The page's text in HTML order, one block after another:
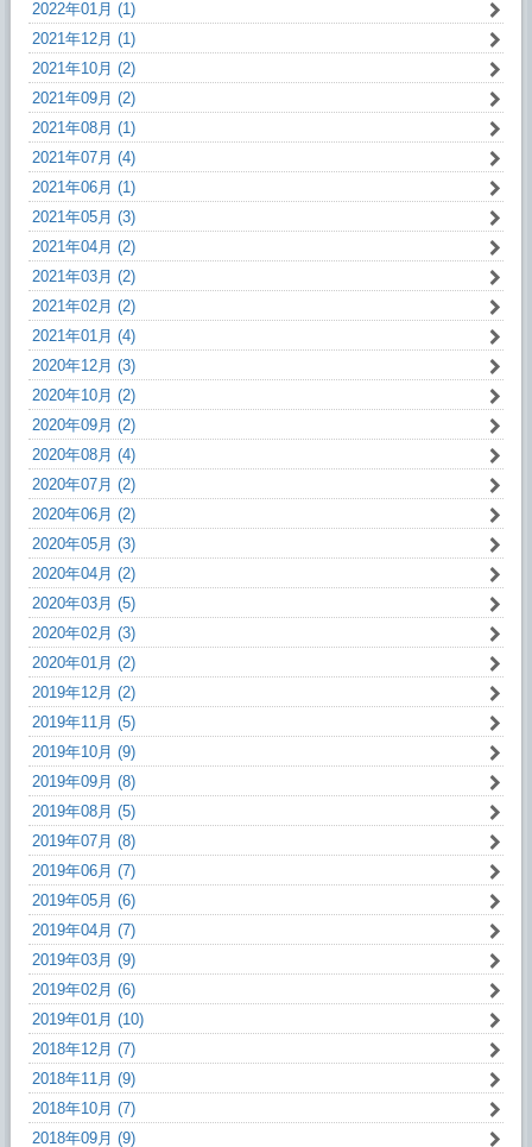
2022年01月 (1)
2021年12月 (1)
2021年10月 (2)
2021年09月 (2)
2021年08月 (1)
2021年07月 (4)
2021年06月 (1)
2021年05月 (3)
2021年04月 (2)
2021年03月 (2)
2021年02月 (2)
2021年01月 (4)
2020年12月 (3)
2020年10月 (2)
2020年09月 (2)
2020年08月 (4)
2020年07月 (2)
2020年06月 (2)
2020年05月 (3)
2020年04月 (2)
2020年03月 (5)
2020年02月 (3)
2020年01月 (2)
2019年12月 (2)
2019年11月 (5)
2019年10月 (9)
2019年09月 (8)
2019年08月 (5)
2019年07月 (8)
2019年06月 (7)
2019年05月 (6)
2019年04月 (7)
2019年03月 (9)
2019年02月 (6)
2019年01月 (10)
2018年12月 (7)
2018年11月 (9)
2018年10月 (7)
2018年09月 (9)